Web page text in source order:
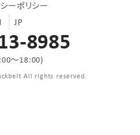
ーポリシー
JP
8985
〜18:00)
All rights reserved.